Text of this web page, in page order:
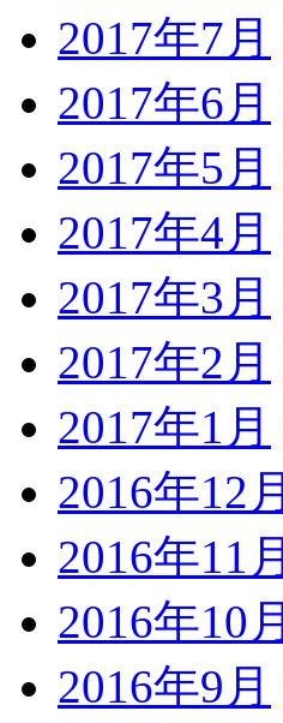
2017年7月
2017年6月
2017年5月
2017年4月
2017年3月
2017年2月
2017年1月
2016年12月
2016年11月
2016年10月
2016年9月